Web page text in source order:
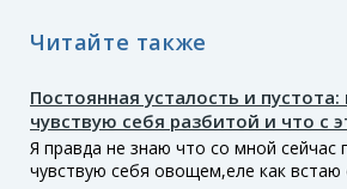
Читайте также
Постоянная усталость и
чувствую себя разбитой и что с
Я правда не знаю что со мной сейчас
чувствую себя овощем,еле как встаю